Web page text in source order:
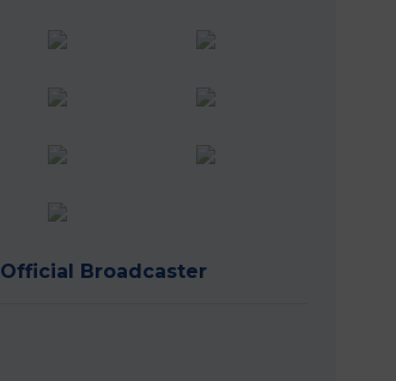
Official Broadcaster